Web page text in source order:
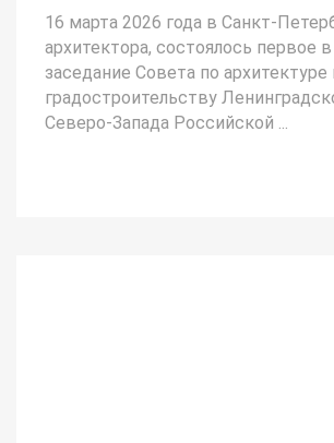
16 марта 2026 года в Санкт-
архитектора, состоялось первое
заседание Совета по архитектуре
градостроительству
Северо-Запада Российской ...